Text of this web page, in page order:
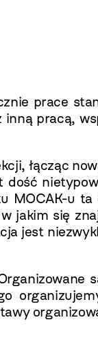
prace
pracą,
łącząc
dość
MOCAK-u
jakim się
jest